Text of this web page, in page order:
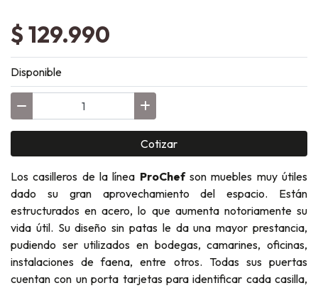
$ 129.990
Disponible
Cotizar
Los casilleros de la línea ProChefson muebles muy útiles
dado su gran aprovechamiento del espacio. Están
estructurados en acero, lo que aumenta notoriamente su
vida útil. Su diseño sin patas le da una mayor prestancia,
pudiendo ser utilizados en bodegas, camarines, oficinas,
instalaciones de faena, entre otros. Todas sus puertas
cuentan con un porta tarjetas para identificar cada casilla,